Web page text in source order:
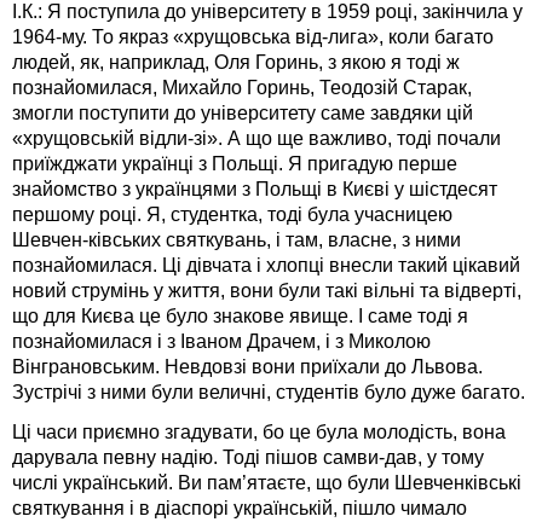
І.К.: Я поступила до університету в 1959 році, закінчила у
1964-му. То якраз «хрущовська від-лига», коли багато
людей, як, наприклад, Оля Горинь, з якою я тоді ж
познайомилася, Михайло Горинь, Теодозій Старак,
змогли поступити до університету саме завдяки цій
«хрущовській відли-зі». А що ще важливо, тоді почали
приїжджати українці з Польщі. Я пригадую перше
знайомство з українцями з Польщі в Києві у шістдесят
першому році. Я, студентка, тоді була учасницею
Шевчен-ківських святкувань, і там, власне, з ними
познайомилася. Ці дівчата і хлопці внесли такий цікавий
новий струмінь у життя, вони були такі вільні та відверті,
що для Києва це було знакове явище. І саме тоді я
познайомилася і з Іваном Драчем, і з Миколою
Вінграновським. Невдовзі вони приїхали до Львова.
Зустрічі з ними були величні, студентів було дуже багато.
Ці часи приємно згадувати, бо це була молодість, вона
дарувала певну надію. Тоді пішов самви-дав, у тому
числі український. Ви пам’ятаєте, що були Шевченківські
святкування і в діаспорі українській, пішло чимало